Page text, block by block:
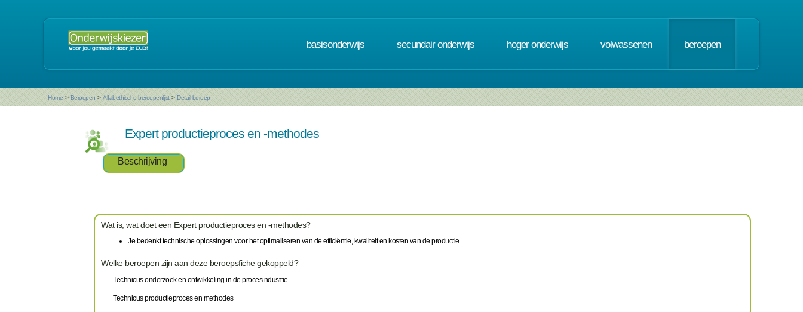
basisonderwijs secundair onderwijs hoger onderwijs volwassenen beroepen
Home > Beroepen > Alfabethische beroepenlijst > Detail beroep
Expert productieproces en -methodes
Beschrijving
Wat is, wat doet een Expert productieproces en -methodes?
Je bedenkt technische oplossingen voor het optimaliseren van de efficiëntie, kwaliteit en kosten van de productie.
Welke beroepen zijn aan deze beroepsfiche gekoppeld?
Technicus onderzoek en ontwikkeling in de procesindustrie
Technicus productieproces en methodes